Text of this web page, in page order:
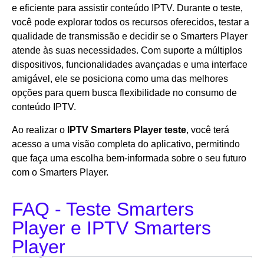
e eficiente para assistir conteúdo IPTV. Durante o teste,
você pode explorar todos os recursos oferecidos, testar a
qualidade de transmissão e decidir se o Smarters Player
atende às suas necessidades. Com suporte a múltiplos
dispositivos, funcionalidades avançadas e uma interface
amigável, ele se posiciona como uma das melhores
opções para quem busca flexibilidade no consumo de
conteúdo IPTV.
Ao realizar o IPTV Smarters Player teste, você terá
acesso a uma visão completa do aplicativo, permitindo
que faça uma escolha bem-informada sobre o seu futuro
com o Smarters Player.
FAQ - Teste Smarters
Player e IPTV Smarters
Player